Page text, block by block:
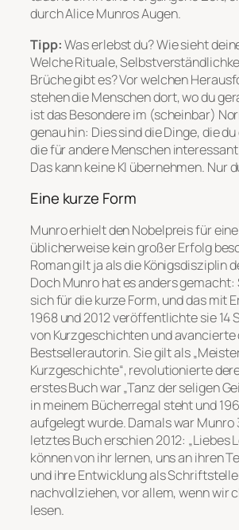
durch Alice Munros Augen.
Tipp:Was erlebstdu? Wie sieht
Welche Rituale,
Brüche gibt es? Vor welchen
stehen die Menschen dort, wo du
ist das Besondere im (scheinbar)
genau hin: Dies sind die Dinge, die
die für andere Menschen
Das kann keine KI übernehmen. Nur
Eine kurze Form
Munro erhielt den Nobelpreis für
üblicherweise kein großer Erfolg
Roman gilt ja als die Königsdisziplin
Doch Munro hat es anders
sich für die kurze Form, und das mit
1968 und 2012 veröffentlichte sie 14
von Kurzgeschichten und
Bestsellerautorin. Sie gilt als
Kurzgeschichte“, revolutionierte
erstes Buch war „Tanz der seligen
in meinem Bücherregal steht und
aufgelegt wurde. Damals war Munro
letztes Buch erschien 2012: „Liebes
können von ihr lernen, uns an ihren
und ihre Entwicklung als
nachvollziehen, vor allem, wenn wir
lesen.